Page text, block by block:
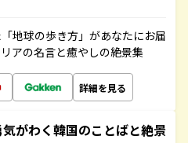
地球の歩き方」があなたにお届
アの名言と癒やしの絶景集
詳細を見る
がわく韓国のことばと絶景